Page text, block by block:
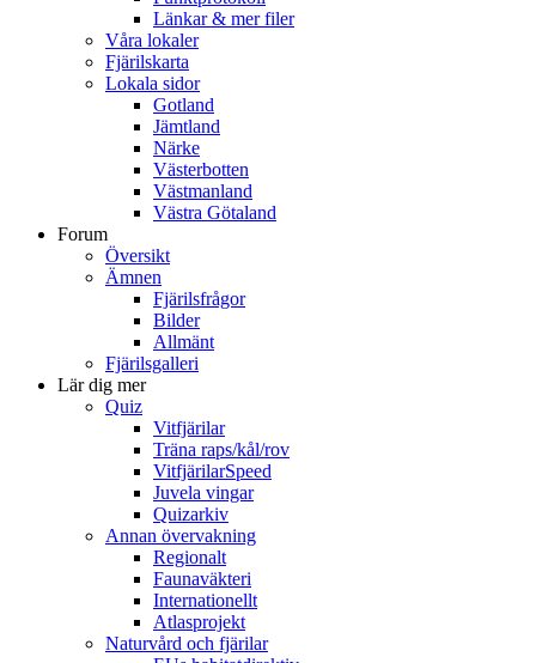
Länkar & mer filer
Våra lokaler
Fjärilskarta
Lokala sidor
Gotland
Jämtland
Närke
Västerbotten
Västmanland
Västra Götaland
Forum
Översikt
Ämnen
Fjärilsfrågor
Bilder
Allmänt
Fjärilsgalleri
Lär dig mer
Quiz
Vitfjärilar
Träna raps/kål/rov
VitfjärilarSpeed
Juvela vingar
Quizarkiv
Annan övervakning
Regionalt
Faunaväkteri
Internationellt
Atlasprojekt
Naturvård och fjärilar